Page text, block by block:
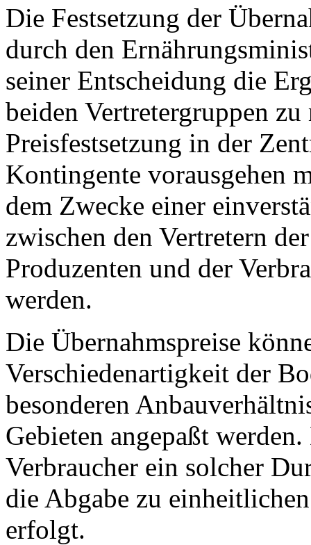
Die Festsetzung der
durch den
seiner Entscheidung die
beiden Vertretergruppen
Preisfestsetzung in der
Kontingente vorausgehen
dem Zwecke einer
zwischen den Vertretern
Produzenten und der
werden.
Die Übernahmspreise
Verschiedenartigkeit der
besonderen
Gebieten angepaßt
Verbraucher ein solcher
die Abgabe zu
erfolgt.